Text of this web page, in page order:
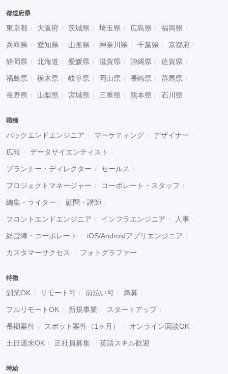
都道府県
東京都 大阪府 茨城県 埼玉県 広島県 福岡県
兵庫県 愛知県 山形県 神奈川県 千葉県 京都府
静岡県 北海道 愛媛県 滋賀県 沖縄県 佐賀県
福島県 栃木県 岐阜県 岡山県 長崎県 群馬県
長野県 山梨県 宮城県 三重県 熊本県 石川県
職種
バックエンドエンジニア マーケティング デザイナー
広報 データサイエンティスト
プランナー・ディレクター セールス
プロジェクトマネージャー コーポレート・スタッフ
編集・ライター 顧問・講師
フロントエンドエンジニア インフラエンジニア 人事
経営陣・コーポレート iOS/Androidアプリエンジニア
カスタマーサクセス フォトグラファー
特徴
副業OK リモート可 前払い可 急募
フルリモートOK 新規事業 スタートアップ
長期案件 スポット案件（1ヶ月） オンライン面談OK
土日週末OK 正社員募集 英語スキル歓迎
時給